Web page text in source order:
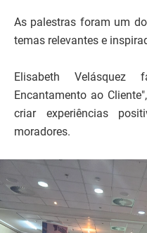
As palestras foram um
temas relevantes e
Elisabeth Velásquez
Encantamento ao
criar experiências
moradores.